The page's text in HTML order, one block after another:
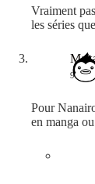
Vraiment
les séries
9
Pour
en manga